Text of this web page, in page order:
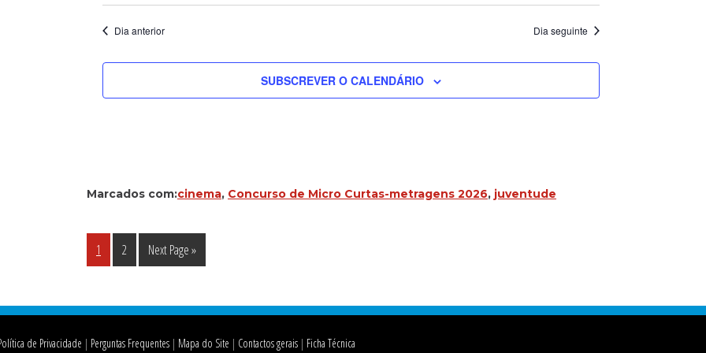
Dia anterior Dia seguinte
SUBSCREVER O CALENDÁRIO
Marcados com:cinema, Concurso de Micro Curtas-metragens 2026, juventude
Página
1 Página
2
Go
to
Next Page »
de Privacidade Perguntas Frequentes Mapa do Site Contactos gerais Ficha Técnica